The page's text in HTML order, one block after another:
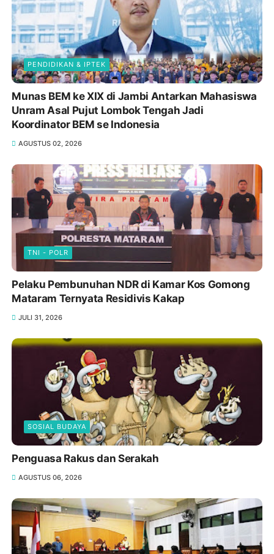
PENDIDIKAN & IPTEK
Munas BEM ke XIX di Jambi Antarkan Mahasiswa
Unram Asal Pujut Lombok Tengah Jadi
Koordinator BEM se Indonesia
AGUSTUS 02, 2026
TNI - POLR
Pelaku Pembunuhan NDR di Kamar Kos Gomong
Mataram Ternyata Residivis Kakap
JULI 31, 2026
SOSIAL BUDAYA
Penguasa Rakus dan Serakah
AGUSTUS 06, 2026